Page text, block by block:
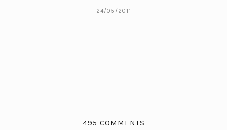
24/05/2011
495 COMMENTS